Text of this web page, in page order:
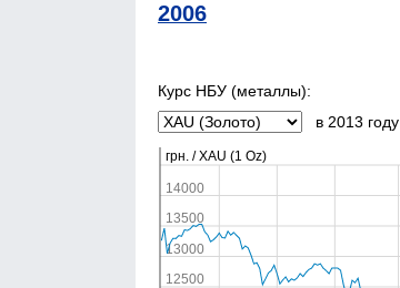
2006
Курс НБУ (металлы):
в 2013 году